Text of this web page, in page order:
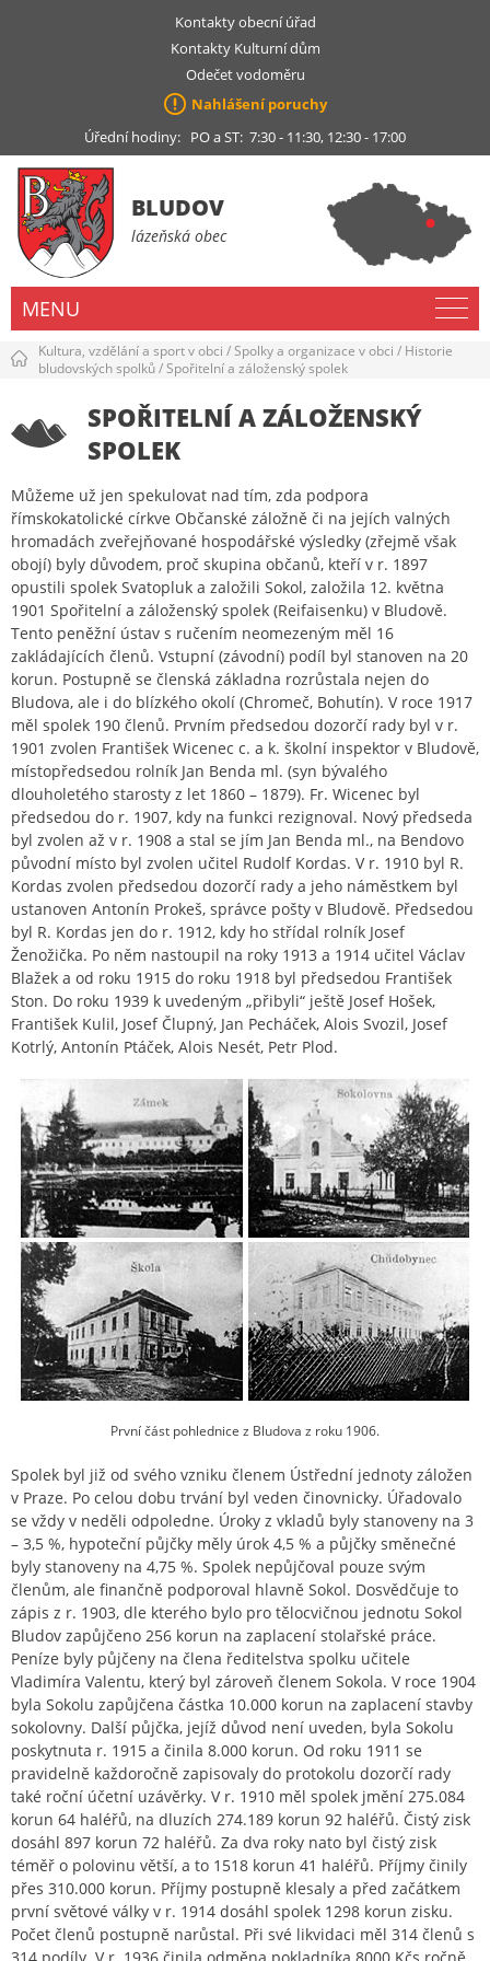
Kontakty obecní úřad
Kontakty Kulturní dům
Odečet vodoměru
Nahlášení poruchy
Úřední hodiny: PO a ST: 7:30 - 11:30, 12:30 - 17:00
BLUDOV
lázeňská obec
MENU
Kultura, vzdělání a sport v obci /Spolky a organizace v obci / Historie
bludovských spolků/Spořitelní a záloženský spolek
SPOŘITELNÍ A ZÁLOŽENSKÝ
SPOLEK
Můžeme už jen spekulovat nad tím, zda podpora
římskokatolické církve Občanské záložně či na jejích valných
hromadách zveřejňované hospodářské výsledky (zřejmě však
obojí) byly důvodem, proč skupina občanů, kteří v r. 1897
opustili spolek Svatopluk a založili Sokol, založila 12. května
1901 Spořitelní a záloženský spolek (Reifaisenku) v Bludově.
Tento peněžní ústav s ručením neomezeným měl 16
zakládajících členů. Vstupní (závodní) podíl byl stanoven na 20
korun. Postupně se členská základna rozrůstala nejen do
Bludova, ale i do blízkého okolí (Chromeč, Bohutín). V roce 1917
měl spolek 190 členů. Prvním předsedou dozorčí rady byl v r.
1901 zvolen František Wicenec c. a k. školní inspektor v Bludově,
místopředsedou rolník Jan Benda ml. (syn bývalého
dlouholetého starosty z let 1860 – 1879). Fr. Wicenec byl
předsedou do r. 1907, kdy na funkci rezignoval. Nový předseda
byl zvolen až v r. 1908 a stal se jím Jan Benda ml., na Bendovo
původní místo byl zvolen učitel Rudolf Kordas. V r. 1910 byl R.
Kordas zvolen předsedou dozorčí rady a jeho náměstkem byl
ustanoven Antonín Prokeš, správce pošty v Bludově. Předsedou
byl R. Kordas jen do r. 1912, kdy ho střídal rolník Josef
Ženožička. Po něm nastoupil na roky 1913 a 1914 učitel Václav
Blažek a od roku 1915 do roku 1918 byl předsedou František
Ston. Do roku 1939 k uvedeným „přibyli“ ještě Josef Hošek,
František Kulil, Josef Člupný, Jan Pecháček, Alois Svozil, Josef
Kotrlý, Antonín Ptáček, Alois Nesét, Petr Plod.
První část pohlednice z Bludova z roku 1906.
Spolek byl již od svého vzniku členem Ústřední jednoty záložen
v Praze. Po celou dobu trvání byl veden činovnicky. Úřadovalo
se vždy v neděli odpoledne. Úroky z vkladů byly stanoveny na 3
– 3,5 %, hypoteční půjčky měly úrok 4,5 % a půjčky směnečné
byly stanoveny na 4,75 %. Spolek nepůjčoval pouze svým
členům, ale finančně podporoval hlavně Sokol. Dosvědčuje to
zápis z r. 1903, dle kterého bylo pro tělocvičnou jednotu Sokol
Bludov zapůjčeno 256 korun na zaplacení stolařské práce.
Peníze byly půjčeny na člena ředitelstva spolku učitele
Vladimíra Valentu, který byl zároveň členem Sokola. V roce 1904
byla Sokolu zapůjčena částka 10.000 korun na zaplacení stavby
sokolovny. Další půjčka, jejíž důvod není uveden, byla Sokolu
poskytnuta r. 1915 a činila 8.000 korun. Od roku 1911 se
pravidelně každoročně zapisovaly do protokolu dozorčí rady
také roční účetní uzávěrky. V r. 1910 měl spolek jmění 275.084
korun 64 haléřů, na dluzích 274.189 korun 92 haléřů. Čistý zisk
dosáhl 897 korun 72 haléřů. Za dva roky nato byl čistý zisk
téměř o polovinu větší, a to 1518 korun 41 haléřů. Příjmy činily
přes 310.000 korun. Příjmy postupně klesaly a před začátkem
první světové války v r. 1914 dosáhl spolek 1298 korun zisku.
Počet členů postupně narůstal. Při své likvidaci měl 314 členů s